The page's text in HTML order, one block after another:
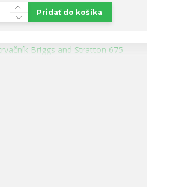
Pridať do košíka